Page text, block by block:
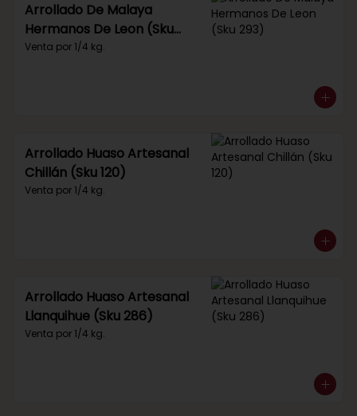
Arrollado De Malaya
Hermanos De Leon (Sku
293)
Venta por 1/4 kg.
Arrollado Huaso Artesanal
Chillán (Sku 120)
Venta por 1/4 kg.
Arrollado Huaso Artesanal
Llanquihue (Sku 286)
Venta por 1/4 kg.